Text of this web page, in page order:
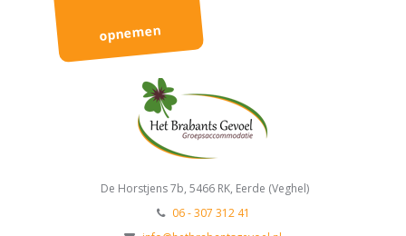
opnemen
De Horstjens 7b, 5466 RK, Eerde (Veghel)
06 - 307 312 41